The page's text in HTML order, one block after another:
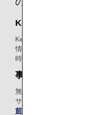
Keep My Fare
Keep My Fareは、航空券
情報や運賃情報を確保で
時間前まで）。
事前追加手荷物
無料手荷物許容量を超え
サイトで事前にお支払いい
前追加手荷物について、詳